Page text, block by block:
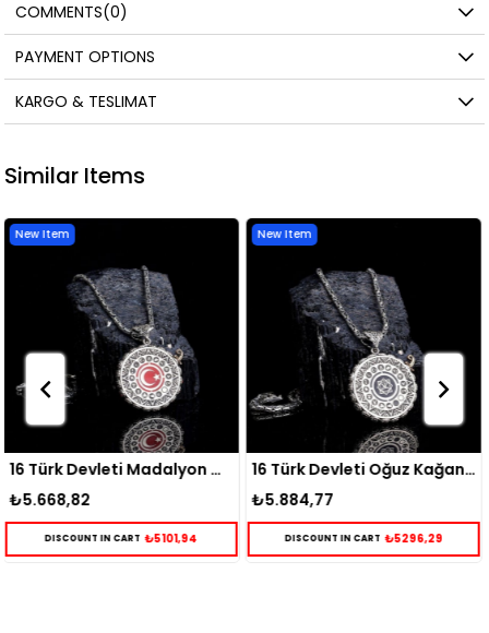
COMMENTS(0)
PAYMENT OPTIONS
KARGO & TESLIMAT
Similar Items
16 Türk Devleti Madalyon Gümüş Kolye
16 Türk Devleti Oğuz Kağan Mührü Madalyon Gümüş Kolye
₺5.884,77
DISCOUNT IN CART ₺5296,29
New Item
₺6.667,61
DISCOUNT IN CART ₺6000,85
New Item